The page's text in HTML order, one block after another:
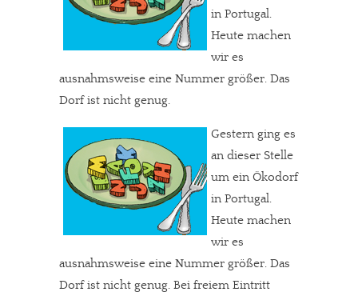
in Portugal.
Heute machen
wir es
ausnahmsweise eine Nummer größer. Das
Dorf ist nicht genug.
Gestern ging es
an dieser Stelle
um ein Ökodorf
in Portugal.
Heute machen
wir es
ausnahmsweise eine Nummer größer. Das
Dorf ist nicht genug. Bei freiem Eintritt